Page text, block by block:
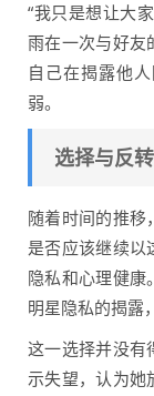
“我只是想让大
雨在一次与好友
自己在揭露他
弱。
选择与反转
随着时间的推移
是否应该继续以
隐私和心理健康
明星隐私的揭露
这一选择并没有
示失望，认为她